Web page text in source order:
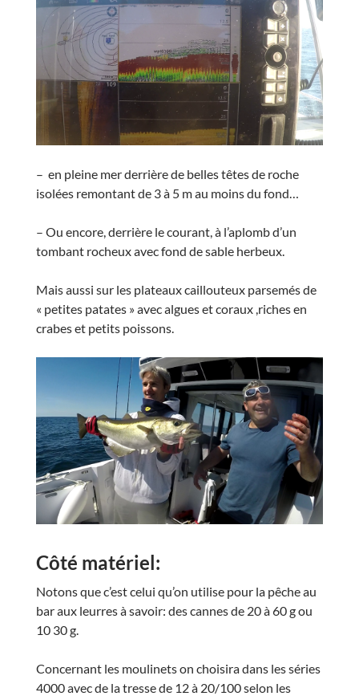
– en pleine mer derrière de belles têtes de roche
isolées remontant de 3 à 5 m au moins du fond…
– Ou encore, derrière le courant, à l’aplomb d’un
tombant rocheux avec fond de sable herbeux.
Mais aussi sur les plateaux caillouteux parsemés de
« petites patates » avec algues et coraux ,riches en
crabes et petits poissons.
Côté matériel:
Notons que c’est celui qu’on utilise pour la pêche au
bar aux leurres à savoir: des cannes de 20 à 60 g ou
10 30 g.
Concernant les moulinets on choisira dans les séries
4000 avec de la tresse de 12 à 20/100 selon les